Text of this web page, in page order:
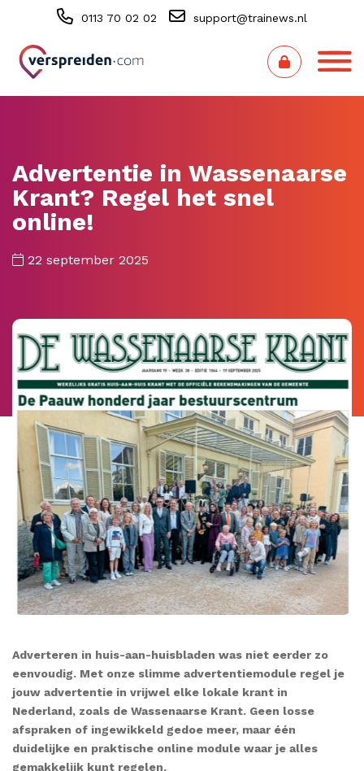
0113 70 02 02 support@trainews.nl
Advertentie in Wassenaarse
Krant? Regel het snel
online!
22 september 2025
Adverteren in huis-aan-huisbladen was niet eerder zo
eenvoudig. Met onze slimme advertentiemodule regel je
jouw advertentie in vrijwel elke lokale krant in
Nederland, zoals de Wassenaarse Krant. Geen losse
afspraken of ingewikkeld gedoe meer, maar één
duidelijke en praktische online module waar je alles
gemakkelijk kunt regelen.